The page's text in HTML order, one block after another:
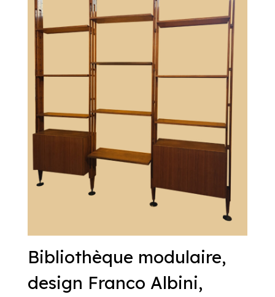
Bibliothèque modulaire,
design Franco Albini,